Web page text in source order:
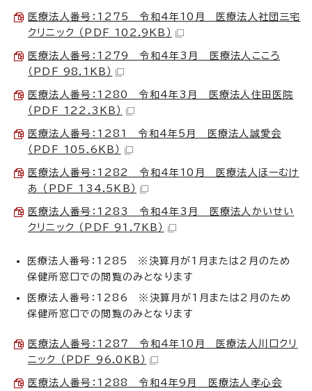
医療法人番号：1275 令和4年10月 医療法人社団三宅
クリニック （PDF 102.9KB）
医療法人番号：1279 令和4年3月 医療法人こころ
（PDF 98.1KB）
医療法人番号：1280 令和4年3月 医療法人住田医院
（PDF 122.3KB）
医療法人番号：1281 令和4年5月 医療法人誠愛会
（PDF 105.6KB）
医療法人番号：1282 令和4年10月 医療法人ほーむけ
あ （PDF 134.5KB）
医療法人番号：1283 令和4年3月 医療法人かいせい
クリニック （PDF 91.7KB）
医療法人番号：1285 ※決算月が1月または2月のため
保健所窓口での閲覧のみとなります
医療法人番号：1286 ※決算月が1月または2月のため
保健所窓口での閲覧のみとなります
医療法人番号：1287 令和4年10月 医療法人川口クリ
ニック （PDF 96.0KB）
医療法人番号：1288 令和4年9月 医療法人孝心会